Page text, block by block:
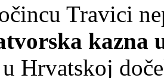
Travici
kazna
Hrvatskoj